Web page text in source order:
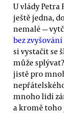
U vlády Petra
ještě jedna,
nemalé —
bez
si vystačit se
může
jistě pro
mnoho lidí
a kromě toho